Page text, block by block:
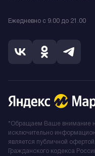
Ежедневно с 9.00 до 21.00
*Обращаем Ваше внимание
исключительно
является публичной
Гражданского кодекса